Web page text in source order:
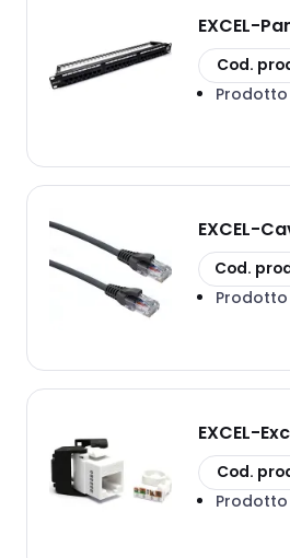
EXCEL-
copia
Cod.
EXCEL-
copia
Cod.
EXCEL-
copia
Cod.